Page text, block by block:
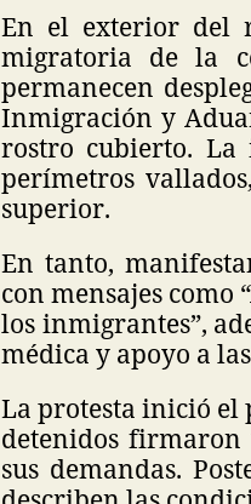
En el exterior del
migratoria de la
permanecen
Inmigración y
rostro cubierto. La
perímetros
superior.
En tanto,
con mensajes como
los inmigrantes”,
médica y apoyo a
La protesta inició el
detenidos
sus demandas.